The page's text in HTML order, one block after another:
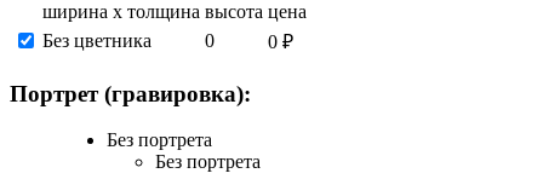
ширина х толщина высота цена
Без цветника
0 0 ₽
Портрет (гравировка):
Без портрета
Без портрета